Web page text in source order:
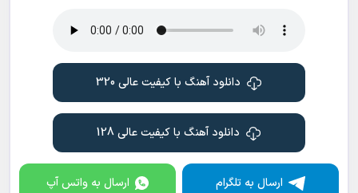
دانلود آهنگ با کیفیت عالی 320
دانلود آهنگ با کیفیت عالی 128
ارسال به تلگرام ارسال به واتس آپ